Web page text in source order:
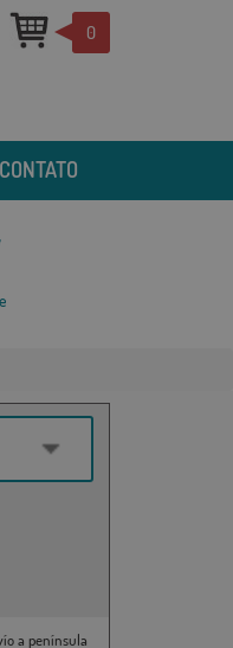
0
CONTATO
a península